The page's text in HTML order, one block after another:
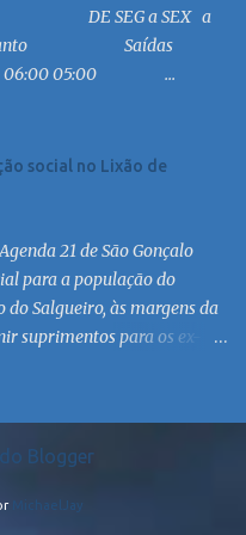
MC 6:30 MC 7:30 MC 8:30
13:30 MC 14:30 MC 15:30
MC 20:30 MC 21:30 MC
C.H. DE SEG a SEX a
Recanto Saídas
05:00 ...
social no Lixão de
21 de São Gonçalo
para a população do
Salgueiro, às margens da
suprimentos para os ex-
do município. Aos
à Rua Dr. Feliciano
ser obtidas pelo telefone
Blogger
MichaelJay